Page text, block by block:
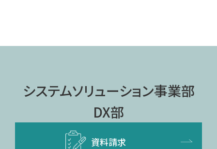
システムソリューション事業部
DX部
資料請求